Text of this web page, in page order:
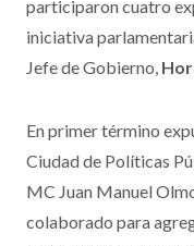
participaron cuatro
iniciativa
Jefe de Gobierno,
En primer término
Ciudad de Políticas
MC Juan Manuel
colaborado para